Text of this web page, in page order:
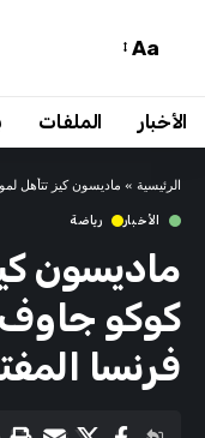
Aa
الأخبار الملفات
الرئيسية » ماديسون كيز تتأهل
الأخبار رياضة
ماديسون
كوكو جاوف
فرنسا